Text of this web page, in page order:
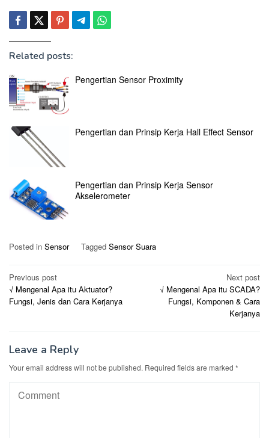
Related posts:
Pengertian Sensor Proximity
Pengertian dan Prinsip Kerja Hall Effect Sensor
Pengertian dan Prinsip Kerja Sensor
Akselerometer
Posted in Sensor Tagged Sensor Suara
Post
navigation
Previous post
√ Mengenal Apa itu Aktuator?
Fungsi, Jenis dan Cara Kerjanya
Next post
√ Mengenal Apa itu SCADA?
Fungsi, Komponen & Cara
Kerjanya
Leave a Reply
Your email address will not be published. Required fields are marked *